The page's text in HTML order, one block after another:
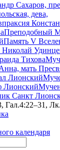
Сахаров,
дева,
Преподобный
Память V
Тихова
мать
Лионский
Лионский
Санкт
Гал.4:22–31,
календаря